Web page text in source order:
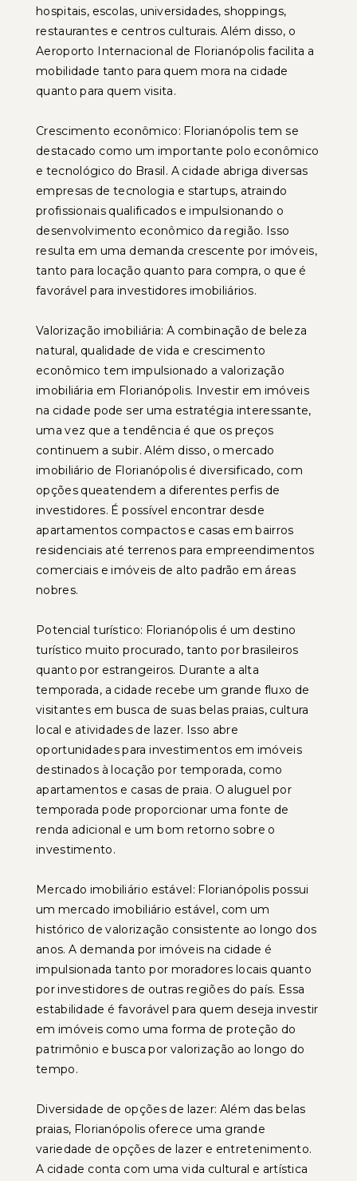
hospitais, escolas, universidades, shoppings,
restaurantes e centros culturais. Além disso, o
Aeroporto Internacional de Florianópolis facilita a
mobilidade tanto para quem mora na cidade
quanto para quem visita.
Crescimento econômico: Florianópolis tem se
destacado como um importante polo econômico
e tecnológico do Brasil. A cidade abriga diversas
empresas de tecnologia e startups, atraindo
profissionais qualificados e impulsionando o
desenvolvimento econômico da região. Isso
resulta em uma demanda crescente por imóveis,
tanto para locação quanto para compra, o que é
favorável para investidores imobiliários.
Valorização imobiliária: A combinação de beleza
natural, qualidade de vida e crescimento
econômico tem impulsionado a valorização
imobiliária em Florianópolis. Investir em imóveis
na cidade pode ser uma estratégia interessante,
uma vez que a tendência é que os preços
continuem a subir. Além disso, o mercado
imobiliário de Florianópolis é diversificado, com
opções queatendem a diferentes perfis de
investidores. É possível encontrar desde
apartamentos compactos e casas em bairros
residenciais até terrenos para empreendimentos
comerciais e imóveis de alto padrão em áreas
nobres.
Potencial turístico: Florianópolis é um destino
turístico muito procurado, tanto por brasileiros
quanto por estrangeiros. Durante a alta
temporada, a cidade recebe um grande fluxo de
visitantes em busca de suas belas praias, cultura
local e atividades de lazer. Isso abre
oportunidades para investimentos em imóveis
destinados à locação por temporada, como
apartamentos e casas de praia. O aluguel por
temporada pode proporcionar uma fonte de
renda adicional e um bom retorno sobre o
investimento.
Mercado imobiliário estável: Florianópolis possui
um mercado imobiliário estável, com um
histórico de valorização consistente ao longo dos
anos. A demanda por imóveis na cidade é
impulsionada tanto por moradores locais quanto
por investidores de outras regiões do país. Essa
estabilidade é favorável para quem deseja investir
em imóveis como uma forma de proteção do
patrimônio e busca por valorização ao longo do
tempo.
Diversidade de opções de lazer: Além das belas
praias, Florianópolis oferece uma grande
variedade de opções de lazer e entretenimento.
A cidade conta com uma vida cultural e artística